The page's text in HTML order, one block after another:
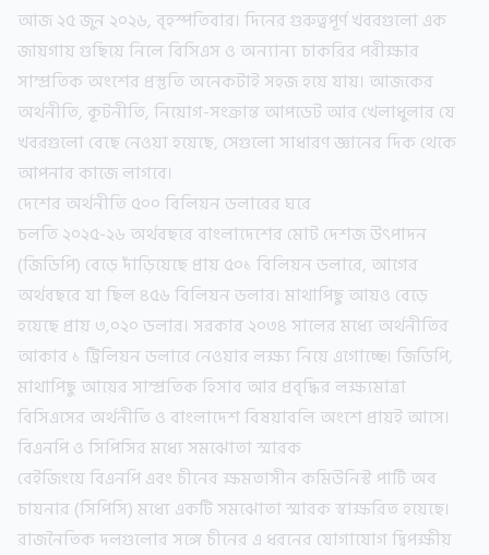
আজ ২৫ জুন ২০২৬, বৃহস্পতিবার। দিনের গুরুত্বপূর্ণ খবরগুলো এক
জায়গায় গুছিয়ে নিলে বিসিএস ও অন্যান্য চাকরির পরীক্ষার
সাম্প্রতিক অংশের প্রস্তুতি অনেকটাই সহজ হয়ে যায়। আজকের
অর্থনীতি, কূটনীতি, নিয়োগ-সংক্রান্ত আপডেট আর খেলাধুলার যে
খবরগুলো বেছে নেওয়া হয়েছে, সেগুলো সাধারণ জ্ঞানের দিক থেকে
আপনার কাজে লাগবে।
দেশের অর্থনীতি ৫০০ বিলিয়ন ডলারের ঘরে
চলতি ২০২৫-২৬ অর্থবছরে বাংলাদেশের মোট দেশজ উৎপাদন
(জিডিপি) বেড়ে দাঁড়িয়েছে প্রায় ৫০১ বিলিয়ন ডলারে, আগের
অর্থবছরে যা ছিল ৪৫৬ বিলিয়ন ডলার। মাথাপিছু আয়ও বেড়ে
হয়েছে প্রায় ৩,০২০ ডলার। সরকার ২০৩৪ সালের মধ্যে অর্থনীতির
আকার ১ ট্রিলিয়ন ডলারে নেওয়ার লক্ষ্য নিয়ে এগোচ্ছে। জিডিপি,
মাথাপিছু আয়ের সাম্প্রতিক হিসাব আর প্রবৃদ্ধির লক্ষ্যমাত্রা
বিসিএসের অর্থনীতি ও বাংলাদেশ বিষয়াবলি অংশে প্রায়ই আসে।
বিএনপি ও সিপিসির মধ্যে সমঝোতা স্মারক
বেইজিংয়ে বিএনপি এবং চীনের ক্ষমতাসীন কমিউনিস্ট পার্টি অব
চায়নার (সিপিসি) মধ্যে একটি সমঝোতা স্মারক স্বাক্ষরিত হয়েছে।
রাজনৈতিক দলগুলোর সঙ্গে চীনের এ ধরনের যোগাযোগ দ্বিপক্ষীয়